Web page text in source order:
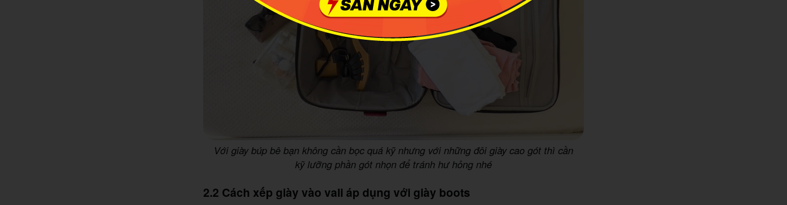
Với giày búp bê bạn không cần bọc quá kỹ nhưng với những đôi giày cao gót thì cần
kỹ lưỡng phần gót nhọn để tránh hư hỏng nhé
2.2 Cách xếp giày vào vali áp dụng với giày boots